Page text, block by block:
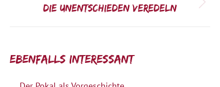
Nächster
Die Unentschieden veredeln
Ebenfalls interessant: